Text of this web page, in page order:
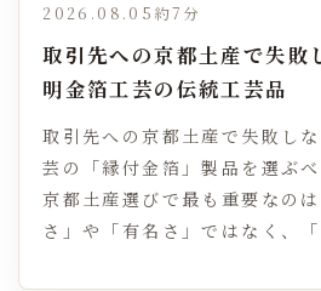
2026.08.05 約7分
取引先への京都土産で失敗
明金箔工芸の伝統工芸品
取引先への京都土産で失敗し
芸の「縁付金箔」製品を選ぶ
京都土産選びで最も重要なの
さ」や「有名さ」ではなく、